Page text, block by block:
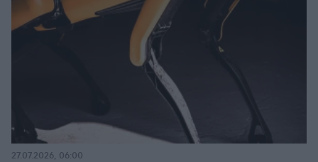
27.07.2026, 06:00